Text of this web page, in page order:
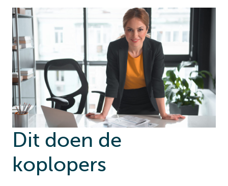
Dit doen de
koplopers